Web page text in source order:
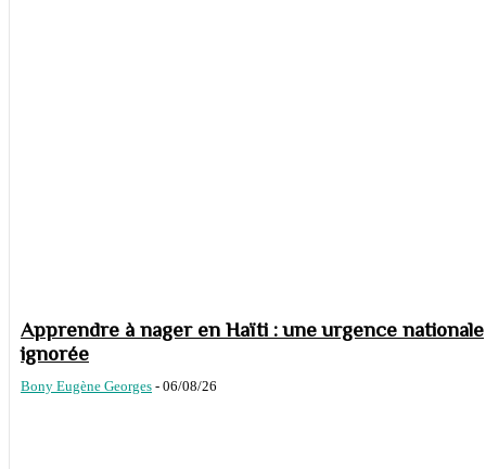
Apprendre à nager en Haïti : une urgence nationale
ignorée
Bony Eugène Georges - 06/08/26